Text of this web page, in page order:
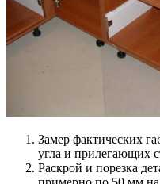
Замер фактических
угла и прилегающих
Раскрой и порезка